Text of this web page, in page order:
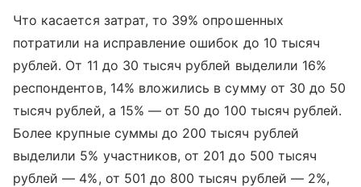
Что касается затрат, то 39% опрошенных
потратили на исправление ошибок до 10 тысяч
рублей. От 11 до 30 тысяч рублей выделили 16%
респондентов, 14% вложились в сумму от 30 до 50
тысяч рублей, а 15% — от 50 до 100 тысяч рублей.
Более крупные суммы до 200 тысяч рублей
выделили 5% участников, от 201 до 500 тысяч
рублей — 4%, от 501 до 800 тысяч рублей — 2%,